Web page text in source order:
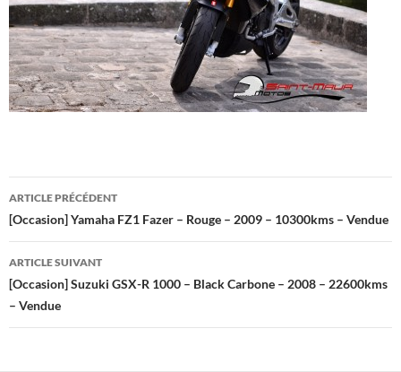
Navigation
des
articles
ARTICLE PRÉCÉDENT
[Occasion] Yamaha FZ1 Fazer – Rouge – 2009 – 10300kms – Vendue
ARTICLE SUIVANT
[Occasion] Suzuki GSX-R 1000 – Black Carbone – 2008 – 22600kms
– Vendue